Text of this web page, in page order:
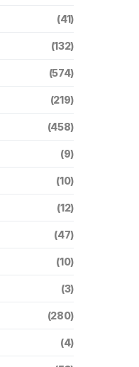
(41)
(132)
(574)
(219)
(458)
(9)
(10)
(12)
(47)
(10)
(3)
(280)
(4)